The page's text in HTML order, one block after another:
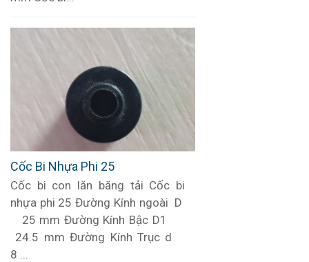
Cốc Bi Nhựa Phi 25
Cốc bi con lăn băng tải Cốc bi
nhựa phi 25 Đường Kính ngoài D
25 mm Đường Kính Bậc D1
24.5 mm Đường Kính Trục d
8 ...